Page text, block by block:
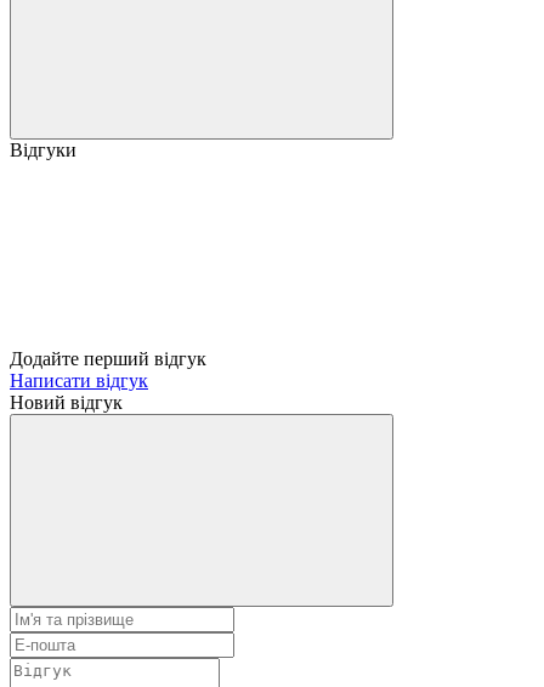
Відгуки
Додайте перший відгук
Написати відгук
Новий відгук